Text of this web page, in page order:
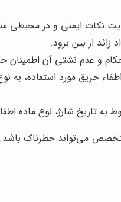
نکات ایمنی و در محیطی
از بین برود.
آن اطمینان حاصل شود. این
حریق مورد استفاده، به
شارژ، نوع ماده
می‌تواند خطرناک باشد.